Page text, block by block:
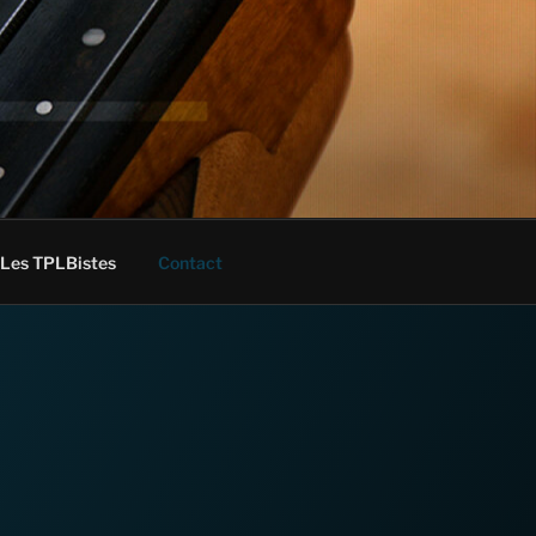
Les TPLBistes Contact